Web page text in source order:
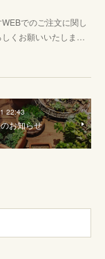
でのご注文に関し
くお願いいたしま…
22:43
お知らせ